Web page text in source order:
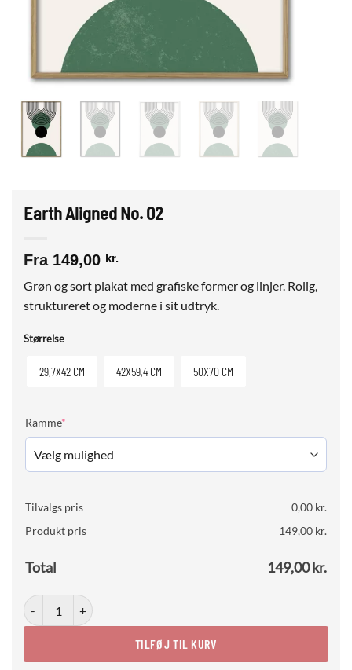
Earth Aligned No. 02
Fra 149,00 kr.
Grøn og sort plakat med grafiske former og linjer. Rolig,
struktureret og moderne i sit udtryk.
Størrelse
29,7X42 CM 42X59,4 CM 50X70 CM
Ramme*
Tilvalgs pris 0,00 kr.
Produkt pris
149,00 kr.
Total 149,00kr.
Earth Aligned No. 02 antal
TILFØJ TIL KURV